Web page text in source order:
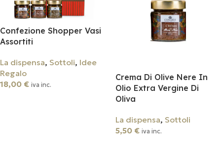
Confezione Shopper Vasi
Assortiti
La dispensa, Sottoli, Idee
Regalo
18,00 € iva inc.
Crema Di Olive Nere In
Olio Extra Vergine Di
Oliva
La dispensa, Sottoli
5,50 € iva inc.